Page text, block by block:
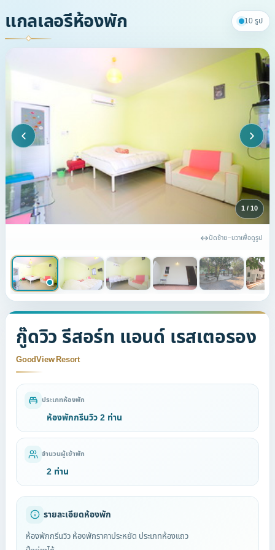
แกลเลอรีห้องพัก 10 รูป
1 / 10
ปัดซ้าย–ขวาเพื่อดูรูป
กู๊ดวิว รีสอร์ท แอนด์ เรสเตอรอง
GoodView Resort
ประเภทห้องพัก
ห้องพักกรีนวิว 2 ท่าน
จำนวนผู้เข้าพัก
2 ท่าน
รายละเอียดห้องพัก
ห้องพักกรีนวิว ห้องพักราคาประหยัด ประเภทห้องแถว